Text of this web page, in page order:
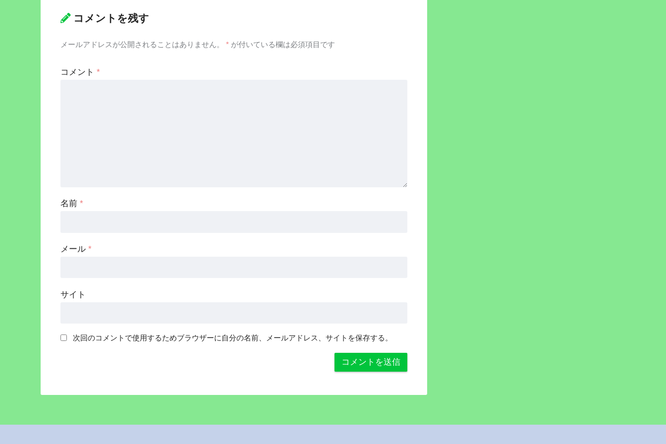
コメントを残す
メールアドレスが公開されることはありません。 * が付いている欄は必須項目です
コメント *
名前 *
メール *
サイト
次回のコメントで使用するためブラウザーに自分の名前、メールアドレス、サイトを保存する。